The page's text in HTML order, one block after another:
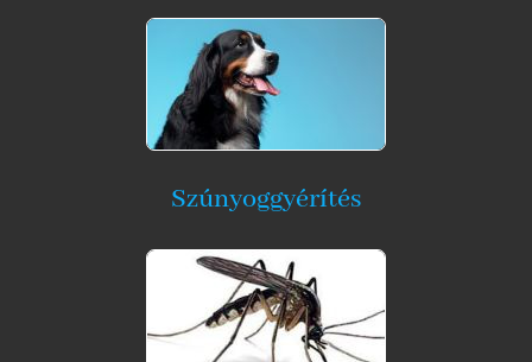
Szúnyoggyérítés